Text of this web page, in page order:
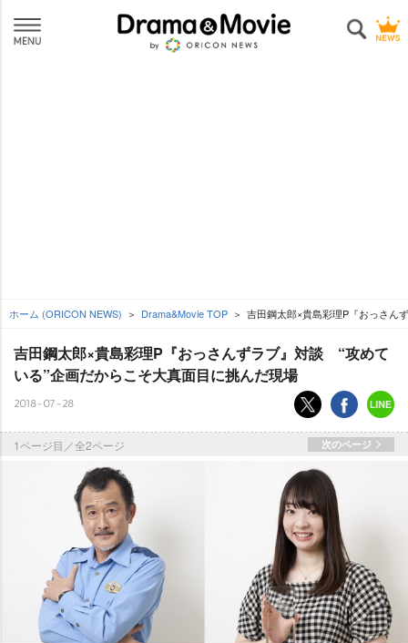
ホーム (ORICON NEWS) Drama&Movie TOP 吉田鋼太郎×貴島彩理P『おっさん
吉田鋼太郎×貴島彩理P『おっさんずラブ』対談 “攻めて
いる”企画だからこそ大真面目に挑んだ現場
2018-07-28
1ページ目／全2ページ 次のページ